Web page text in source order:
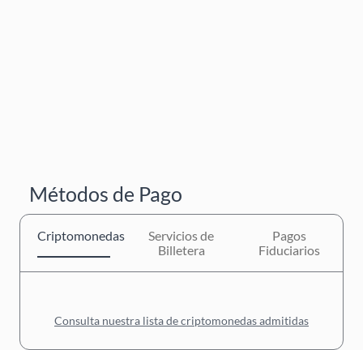
Métodos de Pago
Criptomonedas
Servicios de
Billetera
Pagos
Fiduciarios
Consulta nuestra lista de criptomonedas admitidas